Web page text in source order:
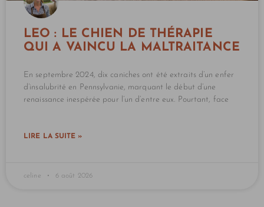
LEO : LE CHIEN DE THÉRAPIE
QUI A VAINCU LA MALTRAITANCE
En septembre 2024, dix caniches ont été extraits d’un enfer
d’insalubrité en Pennsylvanie, marquant le début d’une
renaissance inespérée pour l’un d’entre eux. Pourtant, face
LIRE LA SUITE »
celine 6 août 2026